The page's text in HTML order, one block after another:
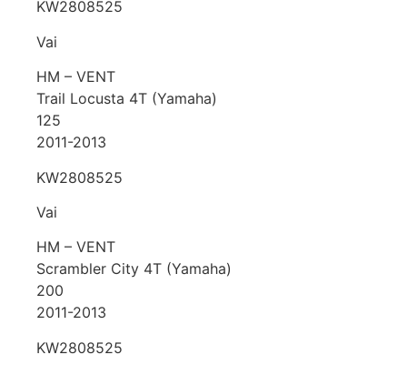
KW2808525
Vai
HM – VENT
Trail Locusta 4T (Yamaha)
125
2011-2013
KW2808525
Vai
HM – VENT
Scrambler City 4T (Yamaha)
200
2011-2013
KW2808525